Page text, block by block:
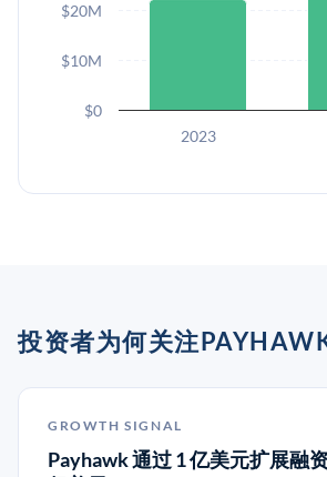
2023
$0
$10M
$20M
投资者为何关注
GROWTH SIGNAL
Payhawk 通过 1 亿美元扩展融